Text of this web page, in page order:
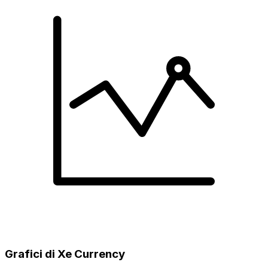
Grafici di Xe Currency